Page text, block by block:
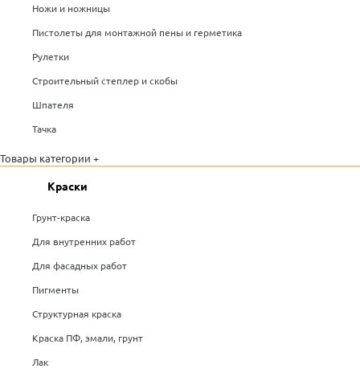
Ножи и ножницы
Пистолеты для монтажной пены и герметика
Рулетки
Строительный степлер и скобы
Шпателя
Тачка
Товары категории +
Краски
Грунт-краска
Для внутренних работ
Для фасадных работ
Пигменты
Структурная краска
Краска ПФ, эмали, грунт
Лак